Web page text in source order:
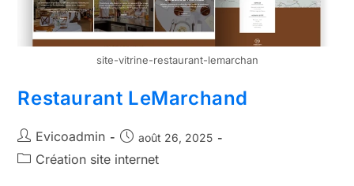
site-vitrine-restaurant-lemarchan
Restaurant LeMarchand
Evicoadmin août 26, 2025
Création site internet